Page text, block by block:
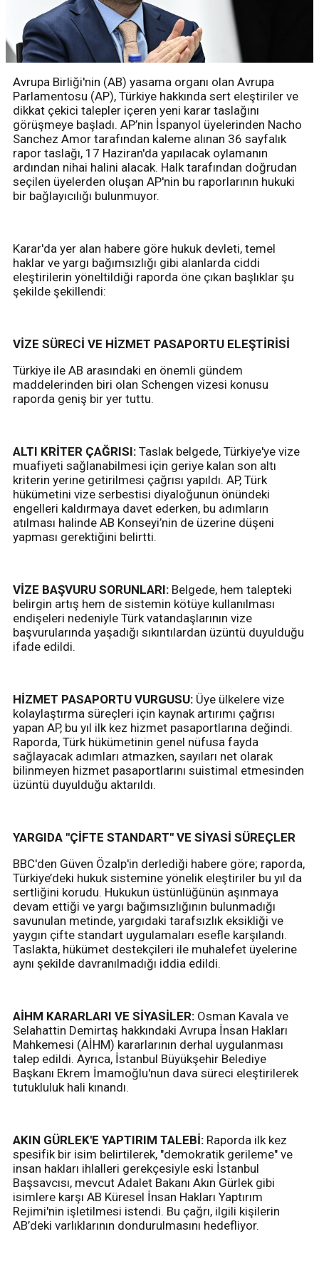
Avrupa Birliği'nin (AB) yasama organı olan Avrupa
Parlamentosu (AP), Türkiye hakkında sert eleştiriler ve
dikkat çekici talepler içeren yeni karar taslağını
görüşmeye başladı. AP’nin İspanyol üyelerinden Nacho
Sanchez Amor tarafından kaleme alınan 36 sayfalık
rapor taslağı, 17 Haziran'da yapılacak oylamanın
ardından nihai halini alacak. Halk tarafından doğrudan
seçilen üyelerden oluşan AP'nin bu raporlarının hukuki
bir bağlayıcılığı bulunmuyor.
Karar'da yer alan habere göre hukuk devleti, temel
haklar ve yargı bağımsızlığı gibi alanlarda ciddi
eleştirilerin yöneltildiği raporda öne çıkan başlıklar şu
şekilde şekillendi:
VİZE SÜRECİ VE HİZMET PASAPORTU ELEŞTİRİSİ
Türkiye ile AB arasındaki en önemli gündem
maddelerinden biri olan Schengen vizesi konusu
raporda geniş bir yer tuttu.
ALTI KRİTER ÇAĞRISI: Taslak belgede, Türkiye'ye vize
muafiyeti sağlanabilmesi için geriye kalan son altı
kriterin yerine getirilmesi çağrısı yapıldı. AP, Türk
hükümetini vize serbestisi diyaloğunun önündeki
engelleri kaldırmaya davet ederken, bu adımların
atılması halinde AB Konseyi’nin de üzerine düşeni
yapması gerektiğini belirtti.
VİZE BAŞVURU SORUNLARI: Belgede, hem talepteki
belirgin artış hem de sistemin kötüye kullanılması
endişeleri nedeniyle Türk vatandaşlarının vize
başvurularında yaşadığı sıkıntılardan üzüntü duyulduğu
ifade edildi.
HİZMET PASAPORTU VURGUSU: Üye ülkelere vize
kolaylaştırma süreçleri için kaynak artırımı çağrısı
yapan AP, bu yıl ilk kez hizmet pasaportlarına değindi.
Raporda, Türk hükümetinin genel nüfusa fayda
sağlayacak adımları atmazken, sayıları net olarak
bilinmeyen hizmet pasaportlarını suistimal etmesinden
üzüntü duyulduğu aktarıldı.
YARGIDA "ÇİFTE STANDART" VE SİYASİ SÜREÇLER
BBC'den Güven Özalp'in derlediği habere göre; raporda,
Türkiye’deki hukuk sistemine yönelik eleştiriler bu yıl da
sertliğini korudu. Hukukun üstünlüğünün aşınmaya
devam ettiği ve yargı bağımsızlığının bulunmadığı
savunulan metinde, yargıdaki tarafsızlık eksikliği ve
yaygın çifte standart uygulamaları esefle karşılandı.
Taslakta, hükümet destekçileri ile muhalefet üyelerine
aynı şekilde davranılmadığı iddia edildi.
AİHM KARARLARI VE SİYASİLER: Osman Kavala ve
Selahattin Demirtaş hakkındaki Avrupa İnsan Hakları
Mahkemesi (AİHM) kararlarının derhal uygulanması
talep edildi. Ayrıca, İstanbul Büyükşehir Belediye
Başkanı Ekrem İmamoğlu'nun dava süreci eleştirilerek
tutukluluk hali kınandı.
AKIN GÜRLEK'E YAPTIRIM TALEBİ: Raporda ilk kez
spesifik bir isim belirtilerek, "demokratik gerileme" ve
insan hakları ihlalleri gerekçesiyle eski İstanbul
Başsavcısı, mevcut Adalet Bakanı Akın Gürlek gibi
isimlere karşı AB Küresel İnsan Hakları Yaptırım
Rejimi'nin işletilmesi istendi. Bu çağrı, ilgili kişilerin
AB’deki varlıklarının dondurulmasını hedefliyor.